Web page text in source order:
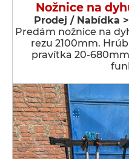
Nožnice na
Prodej / Nabídka
Predám nožnice na
rezu 2100mm.
pravítka 20-